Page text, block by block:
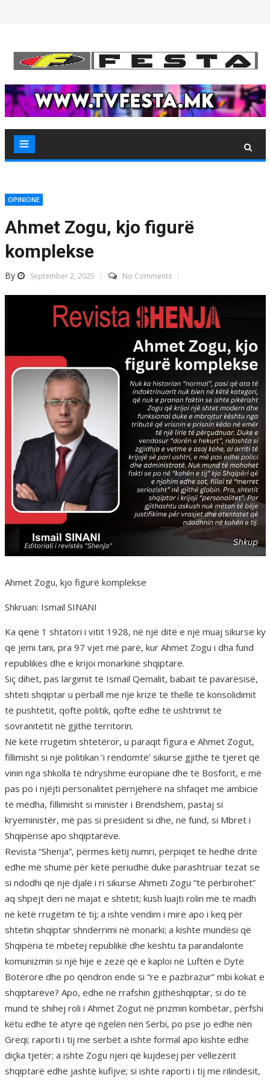
OPINIONE
Ahmet Zogu, kjo figurë
komplekse
By September 2, 2025 No Comments
Ahmet Zogu, kjo figurë komplekse
Shkruan: Ismail SINANI
Ka qenë 1 shtatori i vitit 1928, në një ditë e një muaj sikurse ky
që jemi tani, pra 97 vjet më parë, kur Ahmet Zogu i dha fund
republikës dhe e krijoi monarkinë shqiptare.
Siç dihet, pas largimit të Ismail Qemalit, babait të pavarësisë,
shteti shqiptar u përball me një krizë të thellë të konsolidimit
të pushtetit, qoftë politik, qoftë edhe të ushtrimit të
sovranitetit në gjithë territorin.
Në këtë rrugëtim shtetëror, u paraqit figura e Ahmet Zogut,
fillimisht si një politikan ‘i rëndomtë’ sikurse gjithë të tjerët që
vinin nga shkolla të ndryshme europiane dhe të Bosforit, e më
pas po i njëjti personalitet përnjëherë na shfaqet me ambicie
të mëdha, fillimisht si ministër i Brendshëm, pastaj si
kryeministër, më pas si president si dhe, në fund, si Mbret i
Shqipërisë apo shqiptarëve.
Revista “Shenja”, përmes këtij numri, përpiqet të hedhë dritë
edhe më shumë për këtë periudhë duke parashtruar tezat se
si ndodhi që një djalë i ri sikurse Ahmeti Zogu “të përbirohet”
aq shpejt deri në majat e shtetit; kush luajti rolin më të madh
në këtë rrugëtim të tij; a ishte vendim i mirë apo i keq për
shtetin shqiptar shndërrimi në monarki; a kishte mundësi që
Shqipëria të mbetej republikë dhe kështu ta parandalonte
komunizmin si një hije e zezë që e kaploi në Luftën e Dytë
Botërore dhe po qëndron ende si “re e pazbrazur” mbi kokat e
shqiptarëve? Apo, edhe në rrafshin gjithëshqiptar, si do të
mund të shihej roli i Ahmet Zogut në prizmin kombëtar, përfshi
këtu edhe të atyre që ngelën nën Serbi, po pse jo edhe nën
Greqi; raporti i tij me serbët a ishte formal apo kishte edhe
diçka tjetër; a ishte Zogu njeri që kujdesej për vëllezërit
shqiptarë edhe jashtë kufijve; si ishte raporti i tij me rilindësit,